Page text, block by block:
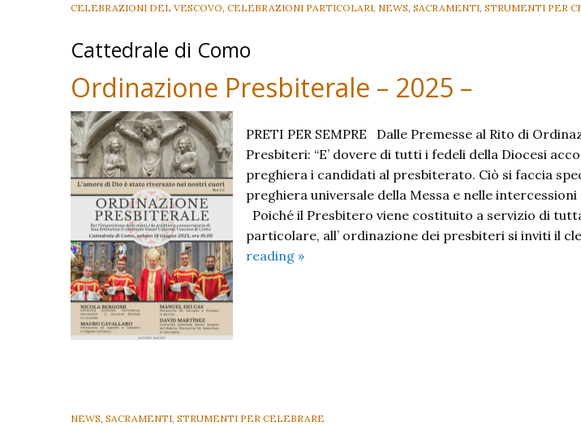
CELEBRAZIONI DEL VESCOVO CELEBRAZIONI PARTICOLARI NEWS SACRAMENTI STRUMENTI PER
Cattedrale di Como
Ordinazione Presbiterale – 2025 –
PRETI PER SEMPRE Dalle Premesse al Rito di
Presbiteri: “E’ dovere di tutti i fedeli della Diocesi
preghiera i candidati al presbiterato. Ciò si faccia
preghiera universale della Messa e nelle intercessioni
Poiché il Presbitero viene costituito a servizio di
particolare, all’ ordinazione dei presbiteri si inviti il
reading Ordinazione
»
NEWS, SACRAMENTI, STRUMENTI PER CELEBRARE